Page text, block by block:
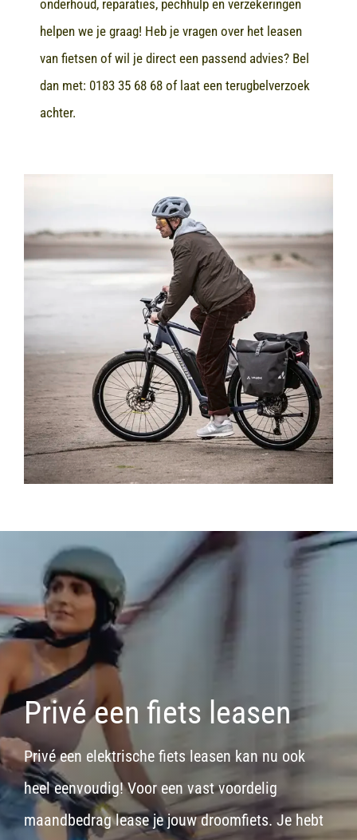
onderhoud, reparaties, pechhulp en verzekeringen
helpen we je graag! Heb je vragen over het leasen
van fietsen of wil je direct een passend advies? Bel
dan met: 0183 35 68 68of laat een terugbelverzoek
achter.
Privé een fiets leasen
Privé een elektrische fiets leasen kan nu ook
heel eenvoudig! Voor een vast voordelig
maandbedrag lease je jouw droomfiets. Je hebt